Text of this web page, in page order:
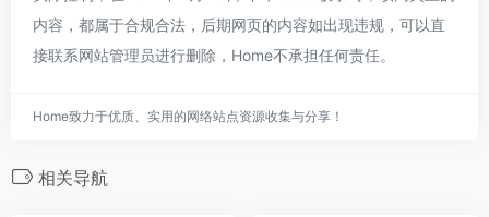
内容，都属于合规合法，后期网页的内容如出现违规，可以直
接联系网站管理员进行删除，Home不承担任何责任。
Home致力于优质、实用的网络站点资源收集与分享！
相关导航